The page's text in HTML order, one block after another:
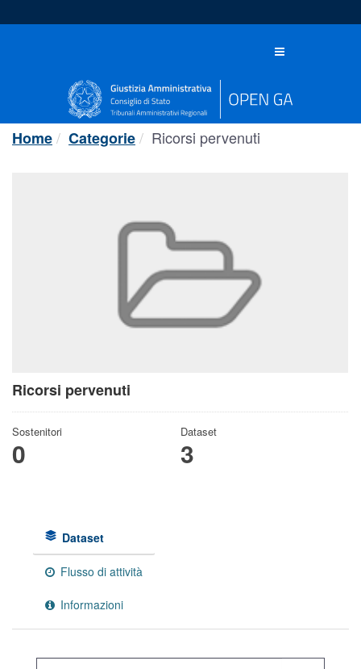
al
Toggle
Home Categorie Ricorsi pervenuti
Ricorsi pervenuti
Sostenitori
0
Dataset
3
Dataset
Flusso di attività
Informazioni